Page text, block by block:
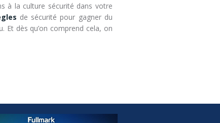
à la culture sécurité dans votre
de sécurité pour gagner du
Et dès qu’on comprend cela, on